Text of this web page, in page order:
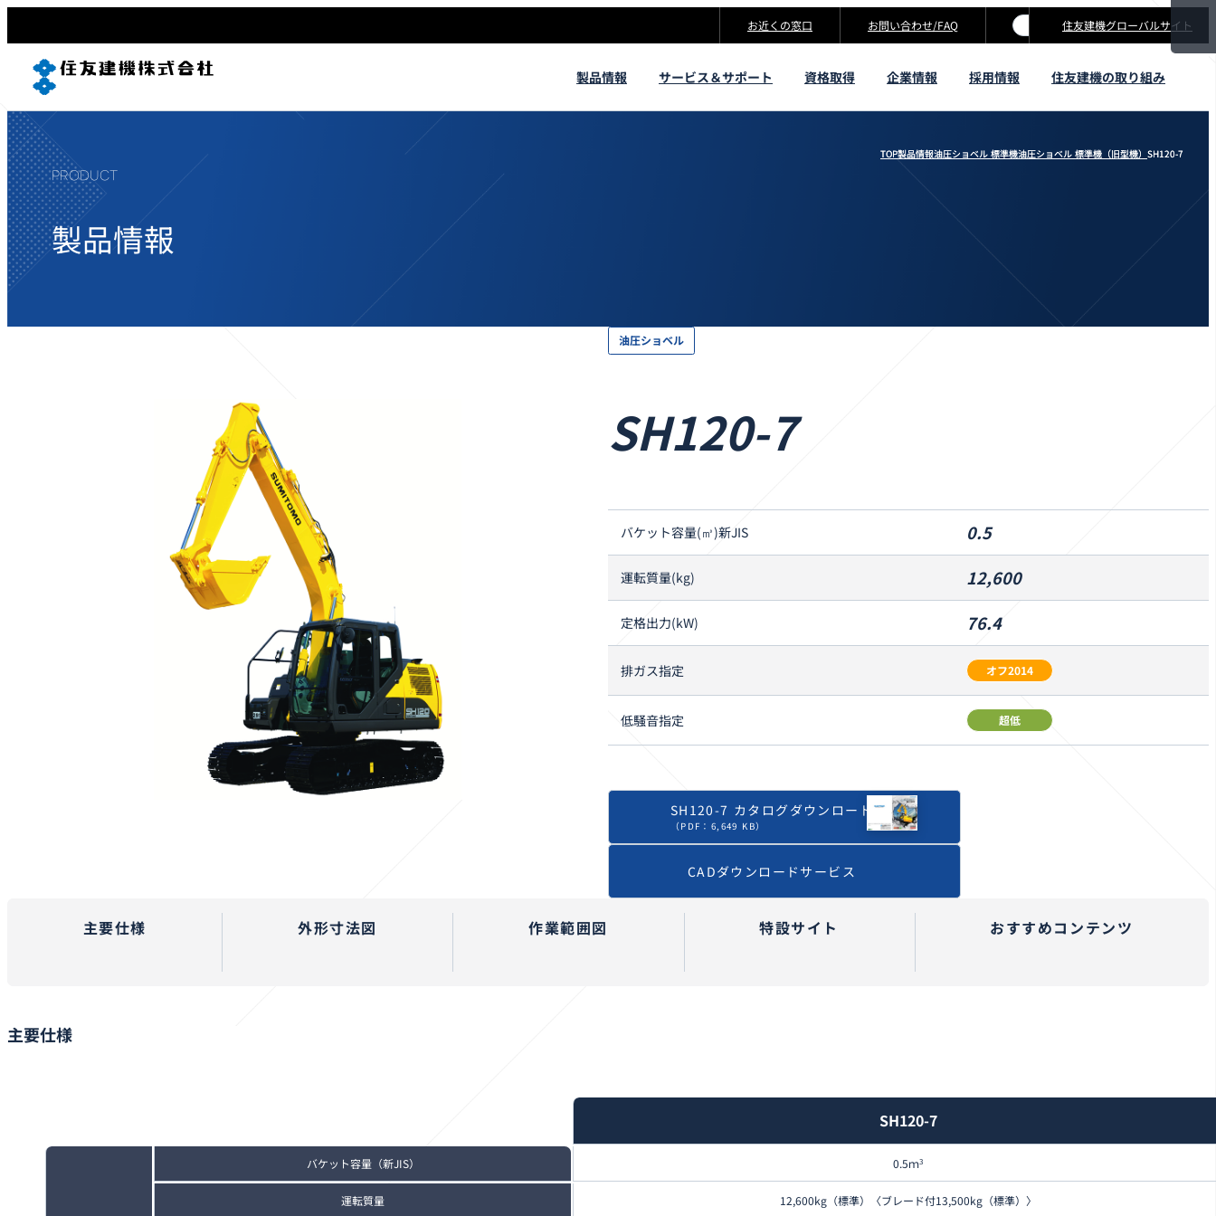
お近くの窓口 お問い合わせ
製品情報 サービス＆サポート 資格取得 企業情報 採用情報 住友建機の取り組み
住友建機グローバルサイト
製品情報
PRODUCT
TOP製品情報油圧ショベル 標準機油圧ショベル 標準機（旧型機）SH120-7
SH120-7
油圧ショベル
バケット容量(㎥)新JIS 0.5
運転質量(kg) 12,600
定格出力(kW) 76.4
排ガス指定 オフ2014
低騒音指定 超低
SH120-7 カタログダウンロード
（PDF：6,649 KB）
CADダウンロードサービス
主要仕様 外形寸法図 作業範囲図 特設サイト おすすめコンテンツ
TOP製品情報油圧ショベル 標準機油圧ショベル 標準機（旧型機）SH120-7
主要仕様
SH120-7
バケット容量（新JIS） 0.5ｍ3
運転質量 12,600kg（標準）〈ブレード付13,500kg（標準）〉